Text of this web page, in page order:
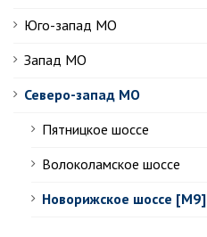
Юго-запад МО
Запад МО
Северо-запад МО
Пятницкое шоссе
Волоколамское шоссе
Новорижское шоссе [М9]